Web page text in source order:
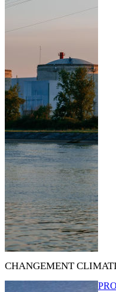
CHANGEMENT
PRO